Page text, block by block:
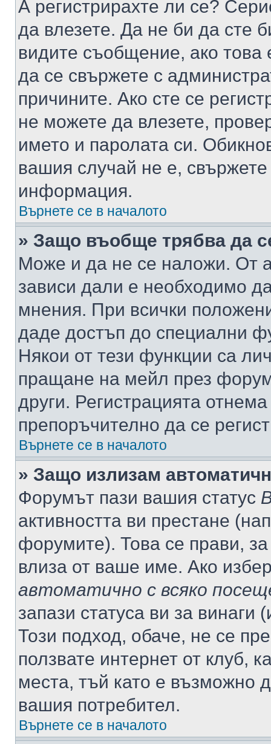
А регистрирахте ли се?
да влезете. Да не би да сте
видите съобщение, ако това
да се свържете с
причините. Ако сте се
не можете да влезете,
името и паролата си.
вашия случай не е,
информация.
Върнете се в началото
» Защо въобще трябва да
Може и да не се наложи. От
зависи дали е необходимо
мнения. При всички
даде достъп до специални
Някои от тези функции са
пращане на мейл през
други. Регистрацията
препоръчително да се
Върнете се в началото
» Защо излизам
Форумът пази вашия статус
активността ви престане
форумите). Това се прави,
влиза от ваше име. Ако
автоматично с всяко
запази статуса ви за винаги
Този подход, обаче, не се
ползвате интернет от клуб,
места, тъй като е възможно
вашия потребител.
Върнете се в началото